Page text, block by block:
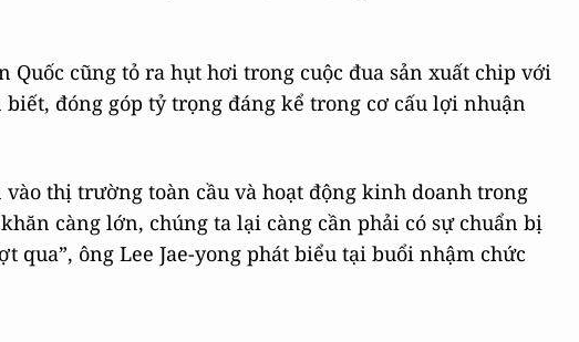
Quốc cũng tỏ ra hụt hơi trong cuộc đua sản xuất chip với
biết, đóng góp tỷ trọng đáng kể trong cơ cấu lợi nhuận
thị trường toàn cầu và hoạt động kinh doanh trong
càng lớn, chúng ta lại càng cần phải có sự chuẩn bị
qua”, ông Lee Jae-yong phát biểu tại buổi nhậm chức